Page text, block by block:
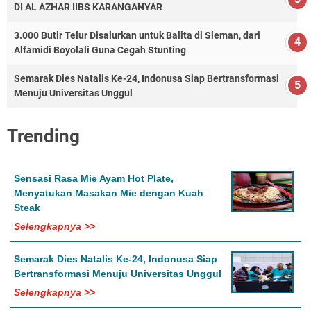
DI AL AZHAR IIBS KARANGANYAR
3.000 Butir Telur Disalurkan untuk Balita di Sleman, dari
Alfamidi Boyolali Guna Cegah Stunting
Semarak Dies Natalis Ke-24, Indonusa Siap Bertransformasi
Menuju Universitas Unggul
Trending
Sensasi Rasa Mie Ayam Hot Plate,
Menyatukan Masakan Mie dengan Kuah
Steak
Selengkapnya >>
Semarak Dies Natalis Ke-24, Indonusa Siap
Bertransformasi Menuju Universitas Unggul
Selengkapnya >>